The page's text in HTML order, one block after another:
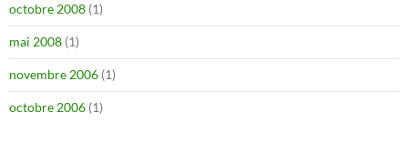
octobre 2008 (1)
mai 2008 (1)
novembre 2006 (1)
octobre 2006 (1)